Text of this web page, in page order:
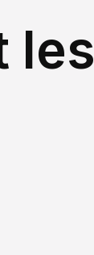
les